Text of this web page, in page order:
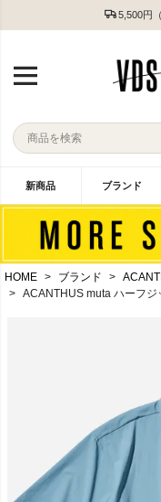
5,500円
新商品 ブランド
HOME ブランド
ACANTHUS muta ハーフ